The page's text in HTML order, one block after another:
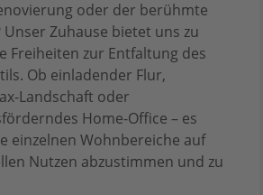
oder der berühmte
Unser Zuhause bietet uns zu
Freiheiten zur Entfaltung des
Ob einladender Flur,
Landschaft oder
Home-Office – es
einzelnen Wohnbereiche auf
Nutzen abzustimmen und zu